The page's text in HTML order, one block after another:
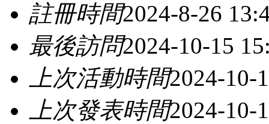
註冊時間2024-8-26
最後訪問2024-10-15
上次活動時間2024-10-
上次發表時間2024-10-